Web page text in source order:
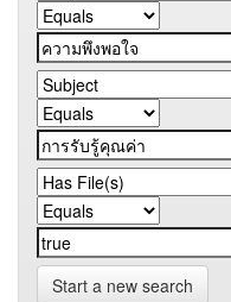
Start a new search